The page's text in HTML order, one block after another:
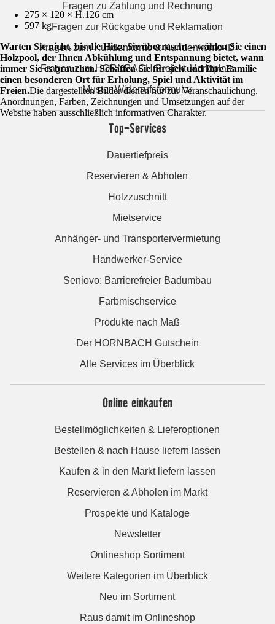
275 × 120 × H.126 cm
597 kg
Warten Sie nicht, bis die Hitze Sie überrascht – wählen Sie einen
Holzpool, der Ihnen Abkühlung und Entspannung bietet, wann
immer Sie es brauchen. Schaffen Sie für sich und Ihre Familie
einen besonderen Ort für Erholung, Spiel und Aktivität im
Freien.Die dargestellten Bilder dienen nur zur Veranschaulichung.
Anordnungen, Farben, Zeichnungen und Umsetzungen auf der
Website haben ausschließlich informativen Charakter.
Fragen zu Zahlung und Rechnung
Fragen zur Rückgabe und Reklamation
Fragen zum Kundenkonto & Kundenkonto-ID
Fragen zum HORNBACH Projekt-Marktplatz
Muster-Widerrufsformular
Top-Services
Dauertiefpreis
Reservieren & Abholen
Holzzuschnitt
Mietservice
Anhänger- und Transportervermietung
Handwerker-Service
Seniovo: Barrierefreier Badumbau
Farbmischservice
Produkte nach Maß
Der HORNBACH Gutschein
Alle Services im Überblick
Online einkaufen
Bestellmöglichkeiten & Lieferoptionen
Bestellen & nach Hause liefern lassen
Kaufen & in den Markt liefern lassen
Reservieren & Abholen im Markt
Prospekte und Kataloge
Newsletter
Onlineshop Sortiment
Weitere Kategorien im Überblick
Neu im Sortiment
Raus damit im Onlineshop